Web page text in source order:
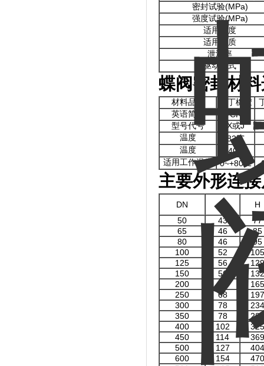
密封试验(MPa)
强度试验(MPa)
适用温度
适用介质
泄漏率
驱动方式
蝶阀密封材
材料品种 氯丁橡胶
英语简称
CR
型号代号
X或J
温度
82℃
温度
-40℃
适用工作温度
0~+80℃ -
主要外形连
DN
H
50
43
77
65
46
85
80
46
95
100
52
105
125
56
129
150
56
132
200
60
165
250
68
197
300
78
234
350
78
283
400
102
325
450
114
369
500
127
404
600
154
470